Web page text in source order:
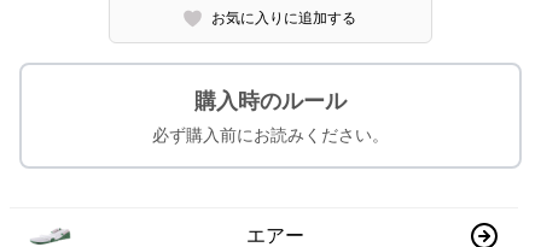
お気に入りに追加する
購入時のルール
必ず購入前にお読みください。
エアー